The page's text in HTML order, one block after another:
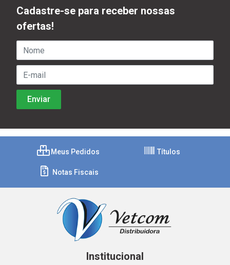
Cadastre-se para receber nossas
ofertas!
Meus Pedidos Títulos
Notas Fiscais
Institucional